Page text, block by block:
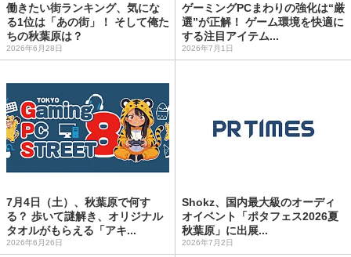
働きたい街ランキング、気にな
る1位は「あの街」！ そして俺た
ちの秋葉原は？
2026年6月28日
ゲーミングPCまわりの強化は“厳
選”が正解！ ゲーム環境を快適に
する注目アイテム...
2026年7月1日
7月4日（土）、秋葉原で何す
る？ 歩いて謎解き、オリジナル
タオルがもらえる「アキ...
2026年6月26日
Shokz、国内最大級のオーディ
オイベント「ポタフェス2026夏
秋葉原」に出展...
2026年7月2日